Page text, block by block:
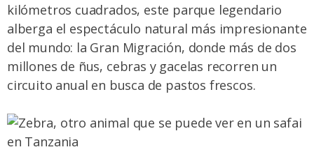
kilómetros cuadrados, este parque legendario
alberga el espectáculo natural más impresionante
del mundo: la Gran Migración, donde más de dos
millones de ñus, cebras y gacelas recorren un
circuito anual en busca de pastos frescos.